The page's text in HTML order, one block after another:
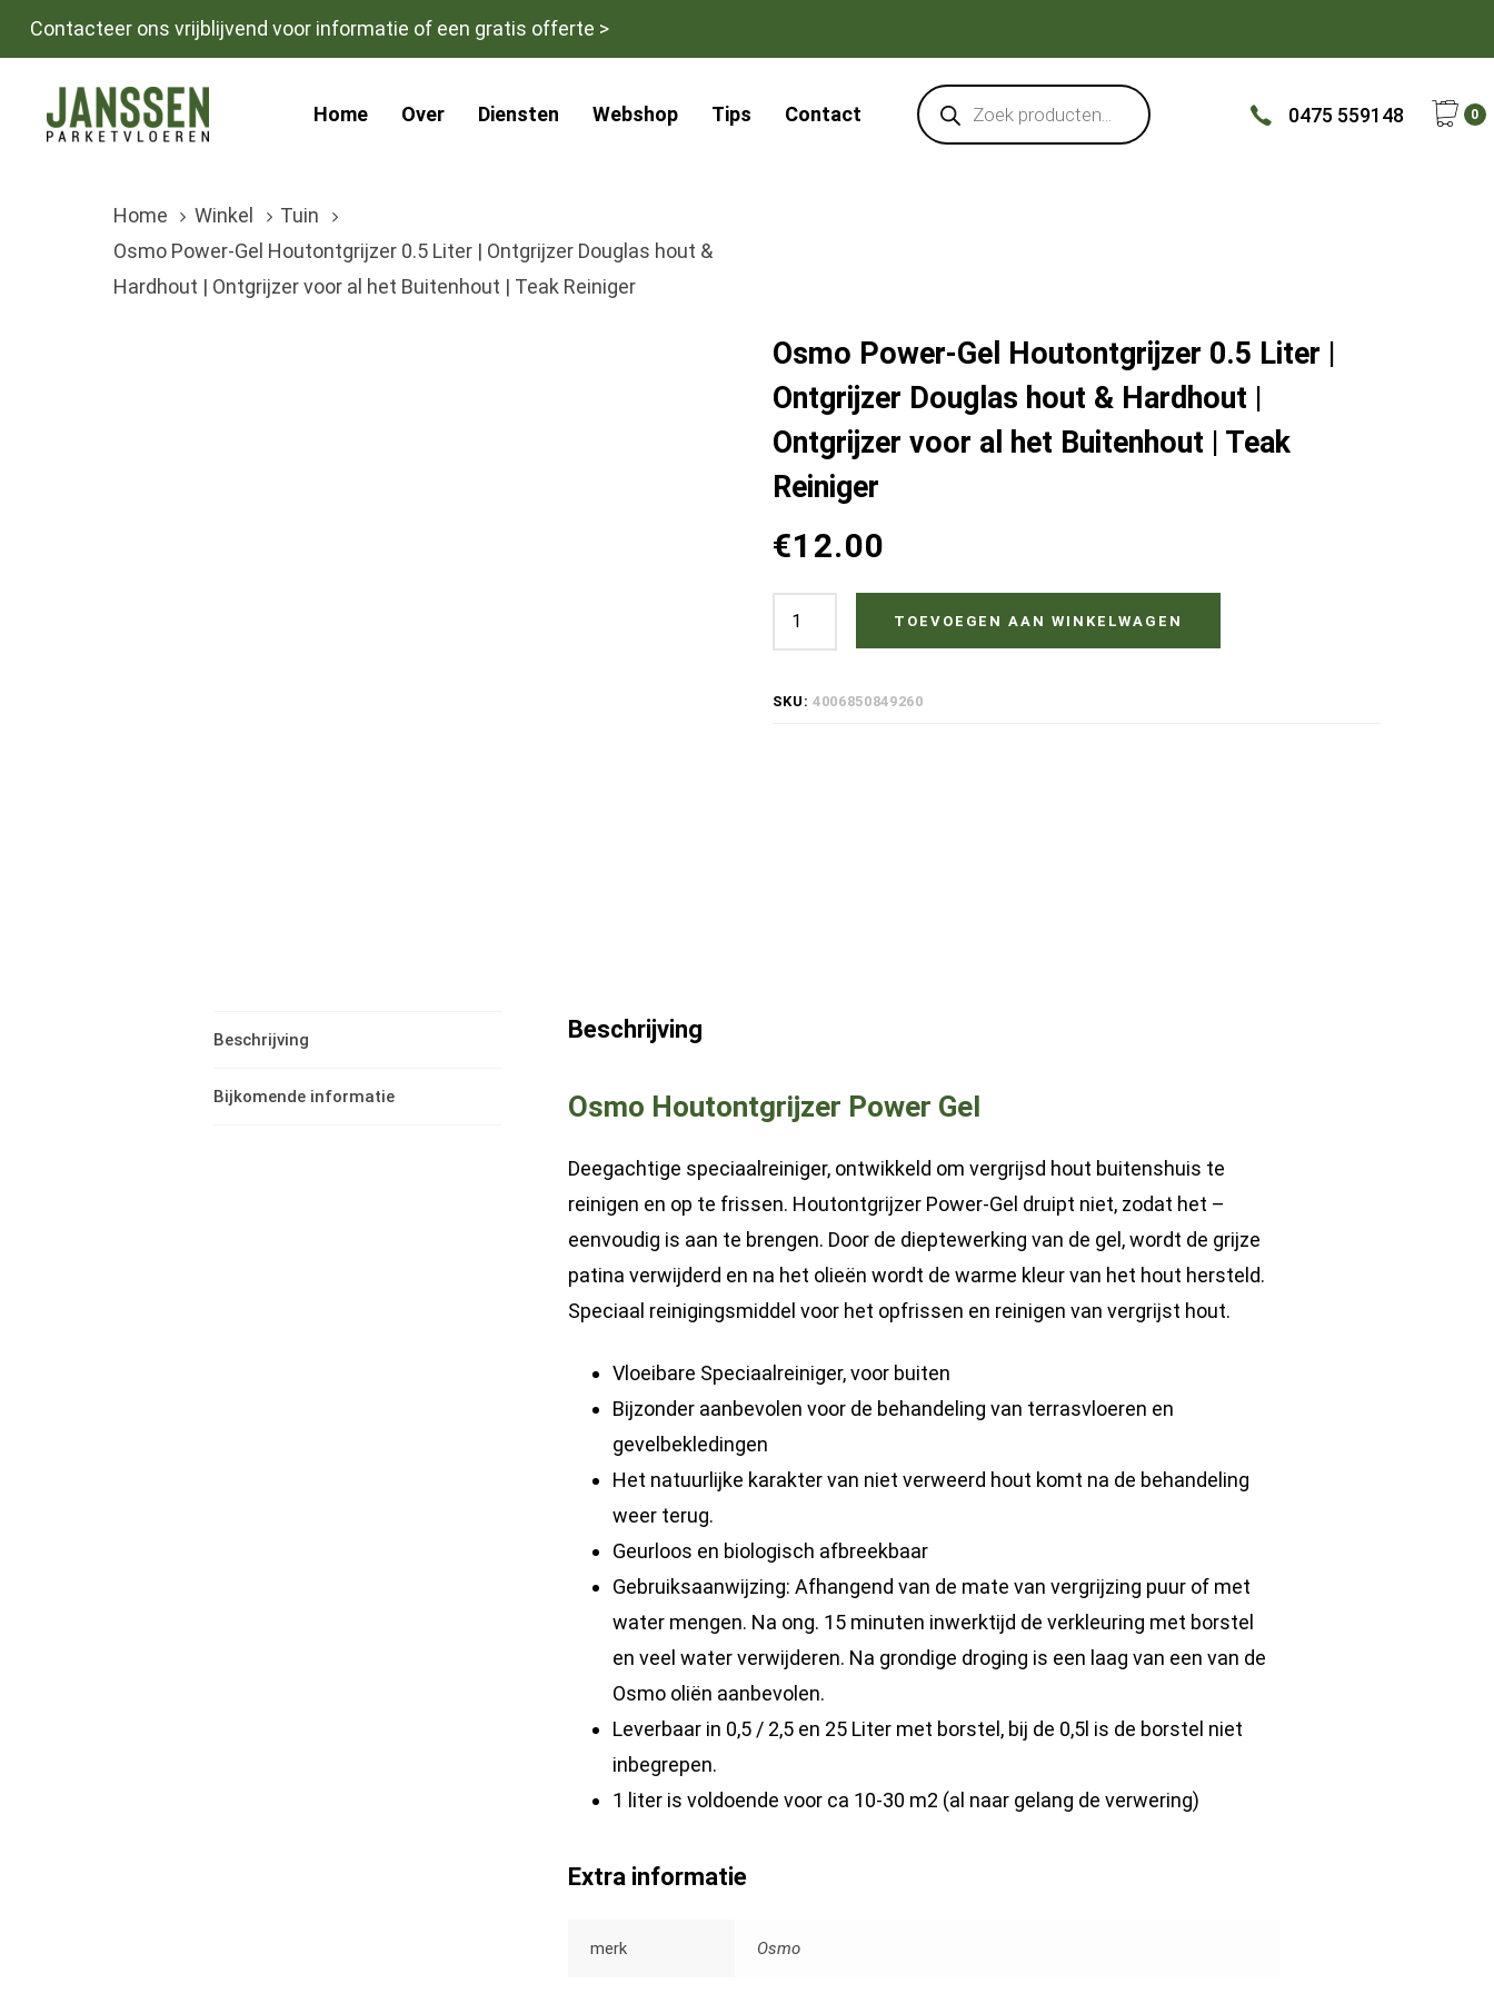
Skip
Skip
primary
navigation
Contacteer ons vrijblijvend voor informatie of een gratis offerte >
Home Over Diensten Webshop Tips Contact
Products
search
0475 559148 0
Home Winkel
Tuin
Osmo Power-Gel Houtontgrijzer 0.5 Liter | Ontgrijzer Douglas hout &
Hardhout | Ontgrijzer voor al het Buitenhout | Teak Reiniger
Osmo Power-Gel Houtontgrijzer 0.5 Liter |
Ontgrijzer Douglas hout & Hardhout |
Ontgrijzer voor al het Buitenhout | Teak
Reiniger
€12.00
Osmo
Power-
voor
het
Buitenhout
|
Teak
Reiniger
TOEVOEGEN AAN WINKELWAGEN
SKU:4006850849260
Beschrijving
Bijkomende informatie
Beschrijving
Osmo Houtontgrijzer Power Gel
Deegachtige speciaalreiniger, ontwikkeld om vergrijsd hout buitenshuis te
reinigen en op te frissen. Houtontgrijzer Power-Gel druipt niet, zodat het –
eenvoudig is aan te brengen. Door de dieptewerking van de gel, wordt de grijze
patina verwijderd en na het olieën wordt de warme kleur van het hout hersteld.
Speciaal reinigingsmiddel voor het opfrissen en reinigen van vergrijst hout.
Vloeibare Speciaalreiniger, voor buiten
Bijzonder aanbevolen voor de behandeling van terrasvloeren en
gevelbekledingen
Het natuurlijke karakter van niet verweerd hout komt na de behandeling
weer terug.
Geurloos en biologisch afbreekbaar
Gebruiksaanwijzing: Afhangend van de mate van vergrijzing puur of met
water mengen. Na ong. 15 minuten inwerktijd de verkleuring met borstel
en veel water verwijderen. Na grondige droging is een laag van een van de
Osmo oliën aanbevolen.
Leverbaar in 0,5 / 2,5 en 25 Liter met borstel, bij de 0,5l is de borstel niet
inbegrepen.
1 liter is voldoende voor ca 10-30 m2 (al naar gelang de verwering)
Extra informatie
merk Osmo